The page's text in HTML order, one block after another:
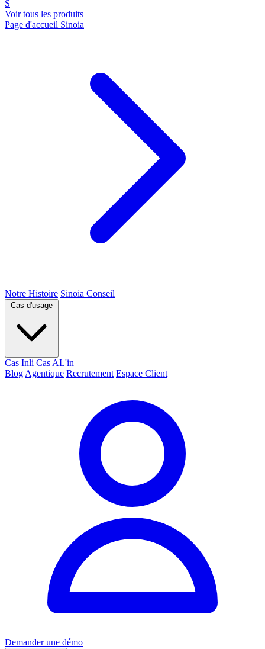
S
Voir tous les produits
Page d'accueil Sinoia
Notre Histoire Sinoia Conseil
Cas d'usage
Cas Inli Cas AL'in
Blog Agentique Recrutement Espace Client
Demander une démo